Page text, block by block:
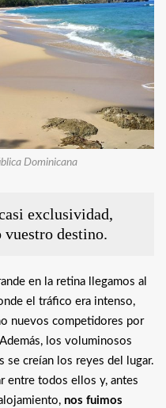
Dominicana
exclusividad,
destino.
en la retina llegamos al
el tráfico era intenso,
nuevos competidores por
los voluminosos
se creían los reyes del lugar.
entre todos ellos y, antes
nos fuimos